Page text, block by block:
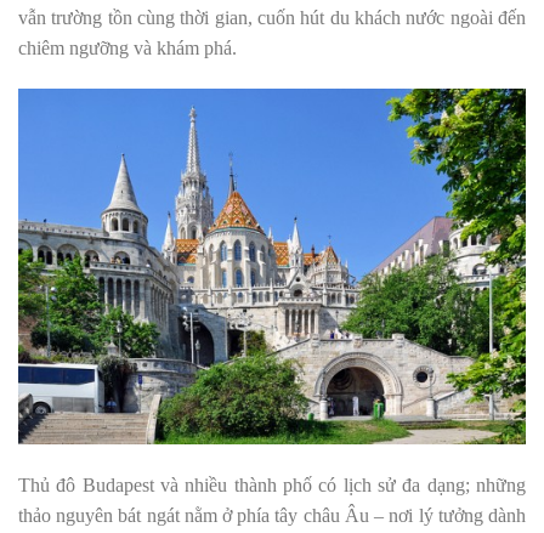
vẫn trường tồn cùng thời gian, cuốn hút du khách nước ngoài đến
chiêm ngưỡng và khám phá.
Thủ đô Budapest và nhiều thành phố có lịch sử đa dạng; những
thảo nguyên bát ngát nằm ở phía tây châu Âu – nơi lý tưởng dành